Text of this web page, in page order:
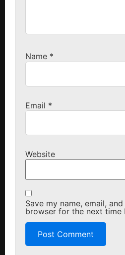
Name *
Email *
Website
Save my name, email,
browser for the next time